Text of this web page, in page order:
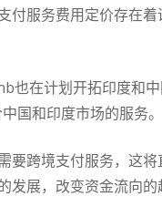
付服务费用定价存在着
在计划开拓印度和中
国和印度市场的服务。
要跨境支付服务，这
展，改变资金流向的